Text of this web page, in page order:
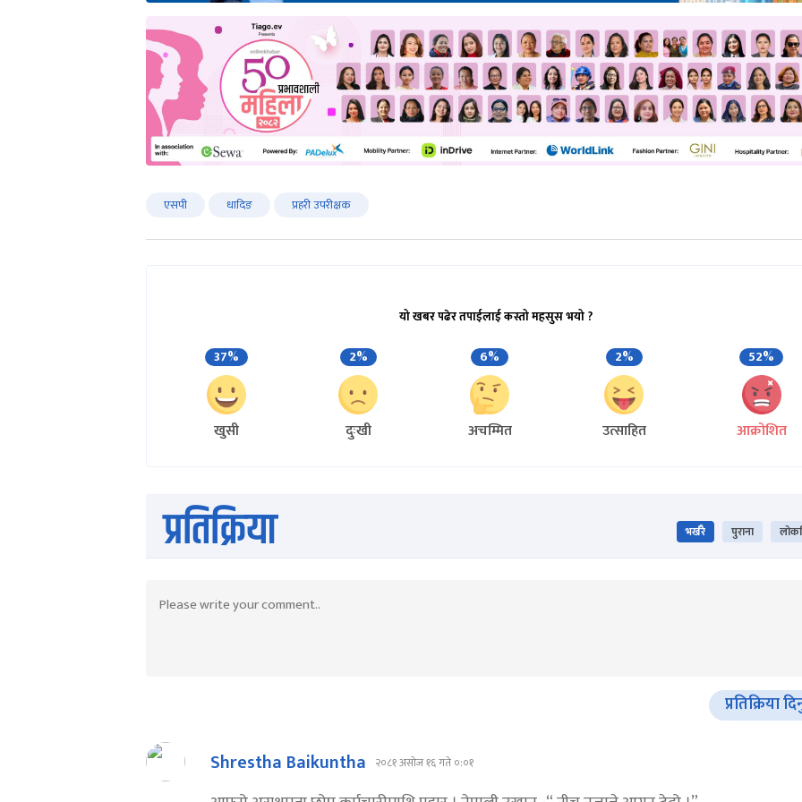
एसपी धादिङ प्रहरी उपरीक्षक
यो खबर पढेर तपाईलाई कस्तो महसुस भयो ?
37%
खुसी
2%
दुःखी
6%
अचम्मित
2%
उत्साहित
52%
आक्रोशित
प्रतिक्रिया भर्खरै पुराना
प्रतिक्रिया
Shrestha Baikuntha २०८१ असोज १६ गते ०:०१